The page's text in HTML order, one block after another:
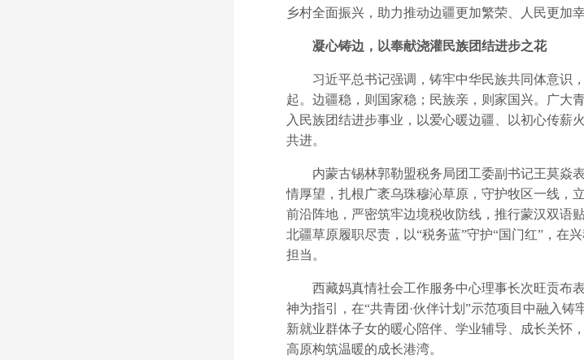
乡村全面振兴，助力推动边疆更加繁荣、人民更加幸
凝心铸边，以奉献浇灌民族团结进步之花
习近平总书记强调，铸牢中华民族共同体意识
起。边疆稳，则国家稳；民族亲，则家国兴。广大
入民族团结进步事业，以爱心暖边疆、以初心传薪
共进。
内蒙古锡林郭勒盟税务局团工委副书记王莫焱
情厚望，扎根广袤乌珠穆沁草原，守护牧区一线，
前沿阵地，严密筑牢边境税收防线，推行蒙汉双语
北疆草原履职尽责，以“税务蓝”守护“国门红”，在
担当。
西藏妈真情社会工作服务中心理事长次旺贡布
神为指引，在“共青团·伙伴计划”示范项目中融入
新就业群体子女的暖心陪伴、学业辅导、成长关怀
高原构筑温暖的成长港湾。